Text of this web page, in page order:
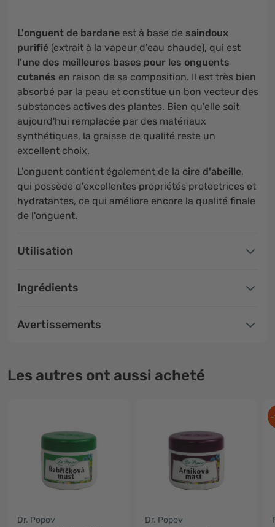
L'onguent de bardane est à base de saindoux
purifié (extrait à la vapeur d'eau chaude), qui est
l'une des meilleures bases pour les onguents
cutanés en raison de sa composition. Il est très bien
absorbé par la peau et constitue un bon vecteur des
substances actives des plantes. Bien qu'elle soit
aujourd'hui remplacée par des matériaux
synthétiques, la graisse de qualité reste un
excellent choix.
L'onguent contient également de la cire d'abeille,
qui possède d'excellentes propriétés protectrices et
hydratantes, ce qui améliore encore la qualité finale
de l'onguent.
Utilisation
Ingrédients
Avertissements
Les autres ont aussi acheté
Dr. Popov Dr. Popov